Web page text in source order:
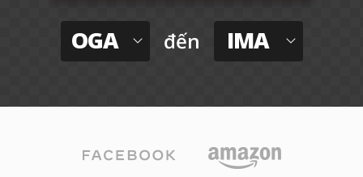
OGA đến IMA